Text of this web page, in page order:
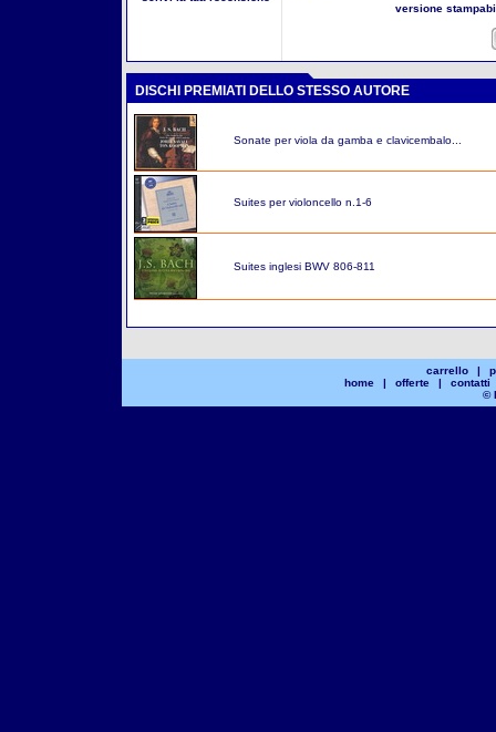
versione
DISCHI PREMIATI DELLO STESSO AUTORE
Sonate per viola da gamba e clavicembalo...
Suites per violoncello n.1-6
Suites inglesi BWV 806-811
carrello |
home
| offerte |
contatti
©